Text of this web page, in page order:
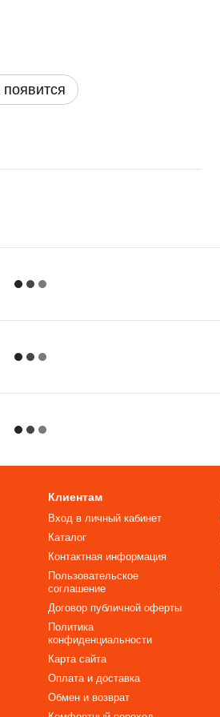
Клиентам
Вход в личный кабинет
Каталог
Контактная информация
Пользовательское
соглашение
Договор публичной оферты
Политика
конфиденциальности
Карта сайта
Оплата и доставка
Обмен и возврат